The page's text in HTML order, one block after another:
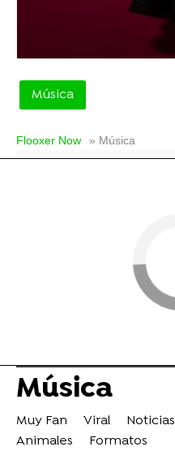
Música
Flooxer Now » Música
Música
Muy Fan Viral Noticias
Animales
Formatos